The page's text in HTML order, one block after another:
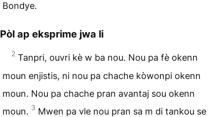
Bondye.
Pòl ap eksprime jwa li
2 Tanpri, ouvri kè w ba nou. Nou pa fè okenn
moun enjistis, ni nou pa chache kòwonpi okenn
moun. Nou pa chache pran avantaj sou okenn
moun. 3 Mwen pa vle nou pran sa m di tankou se